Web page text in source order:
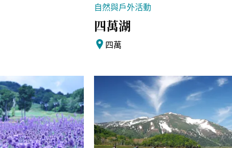
自然與戶外活動
四萬湖
四萬